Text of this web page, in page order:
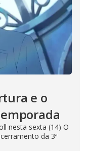
e o
nesta sexta (14) O
da 3ª